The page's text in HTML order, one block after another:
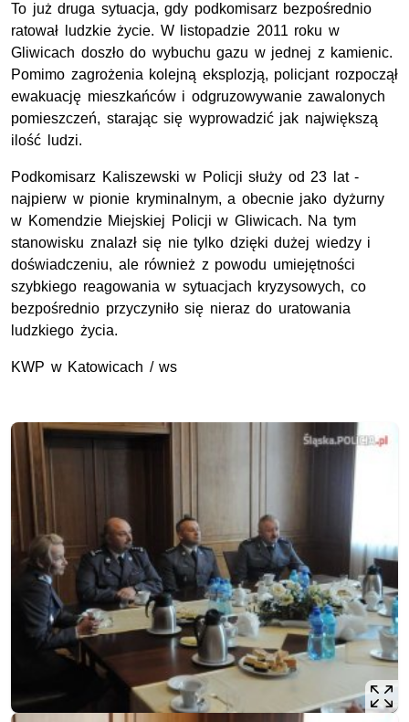
To już druga sytuacja, gdy podkomisarz bezpośrednio
ratował ludzkie życie. W listopadzie 2011 roku w
Gliwicach doszło do wybuchu gazu w jednej z kamienic.
Pomimo zagrożenia kolejną eksplozją, policjant rozpoczął
ewakuację mieszkańców i odgruzowywanie zawalonych
pomieszczeń, starając się wyprowadzić jak największą
ilość ludzi.
Podkomisarz Kaliszewski w Policji służy od 23 lat -
najpierw w pionie kryminalnym, a obecnie jako dyżurny
w Komendzie Miejskiej Policji w Gliwicach. Na tym
stanowisku znalazł się nie tylko dzięki dużej wiedzy i
doświadczeniu, ale również z powodu umiejętności
szybkiego reagowania w sytuacjach kryzysowych, co
bezpośrednio przyczyniło się nieraz do uratowania
ludzkiego życia.
KWP w Katowicach / ws